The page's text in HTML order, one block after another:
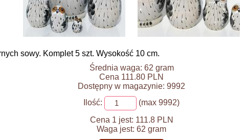
sowy. Komplet 5 szt. Wysokość 10 cm.
Średnia waga: 62 gram
Cena 111.80 PLN
Dostępny w magazynie: 9992
Ilość:
(max 9992)
Cena 1 jest: 111.8 PLN
Waga jest: 62 gram